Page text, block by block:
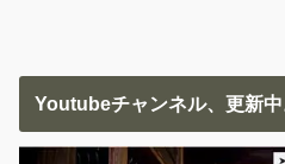
Youtubeチャンネル、更新中